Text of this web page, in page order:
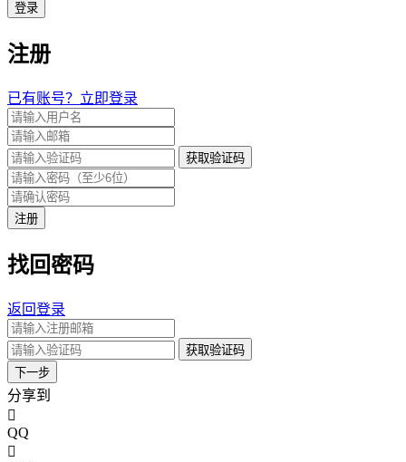
登录
注册
已有账号？立即登录
获取验证码
注册
找回密码
返回登录
获取验证码
下一步
分享到
QQ